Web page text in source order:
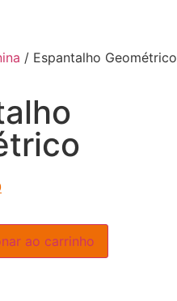
/ Espantalho Geométrico
ao carrinho